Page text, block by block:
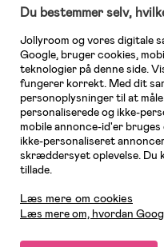
barnevogne, autostole, børne- og
mødre, indretning og inspiration,
tilbyder produkter fra velkendte
Jogger, BabyBjörn, Didriksons,
Cybex, LEGO og mange flere.
Du bestemmer selv,
Jollyroom og vores digitale
Google, bruger cookies,
teknologier på denne side.
fungerer korrekt. Med dit
personoplysninger til at
personaliserede og ikke-
mobile annonce-id'er
ikke-personaliseret
skræddersyet oplevelse. Du
tillade.
Læs mere om cookies
Læs mere om, hvordan